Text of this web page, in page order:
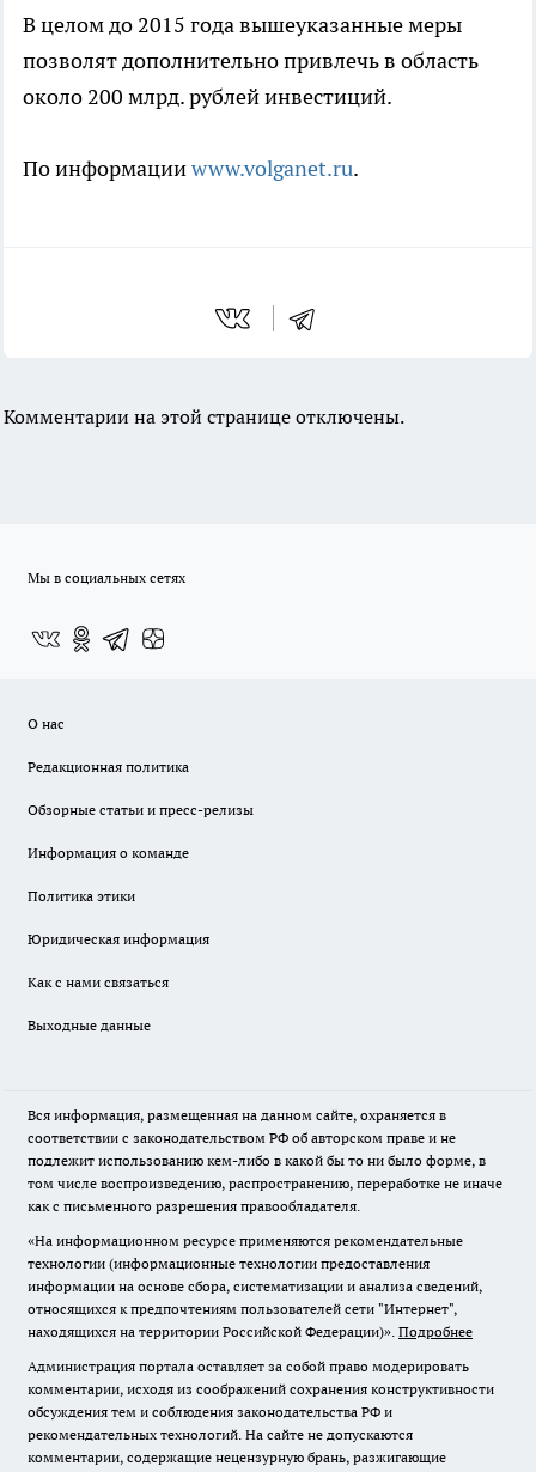
В целом до 2015 года вышеуказанные меры
позволят дополнительно привлечь в область
около 200 млрд. рублей инвестиций.
По информацииwww.volganet.ru.
Комментарии на этой странице отключены.
Мы в социальных сетях
О нас
Редакционная политика
Обзорные статьи и пресс-релизы
Информация о команде
Политика этики
Юридическая информация
Как с нами связаться
Выходные данные
Вся информация, размещенная на данном сайте, охраняется в
соответствии с законодательством РФ об авторском праве и не
подлежит использованию кем-либо в какой бы то ни было форме, в
том числе воспроизведению, распространению, переработке не иначе
как с письменного разрешения правообладателя.
«На информационном ресурсе применяются рекомендательные
технологии (информационные технологии предоставления
информации на основе сбора, систематизации и анализа сведений,
относящихся к предпочтениям пользователей сети "Интернет",
находящихся на территории Российской Федерации)». Подробнее
Администрация портала оставляет за собой право модерировать
комментарии, исходя из соображений сохранения конструктивности
обсуждения тем и соблюдения законодательства РФ и
рекомендательных технологий. На сайте не допускаются
комментарии, содержащие нецензурную брань, разжигающие